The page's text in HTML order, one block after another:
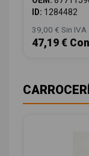
ID: 1284482
39,00 € Sin IVA
47,19 €